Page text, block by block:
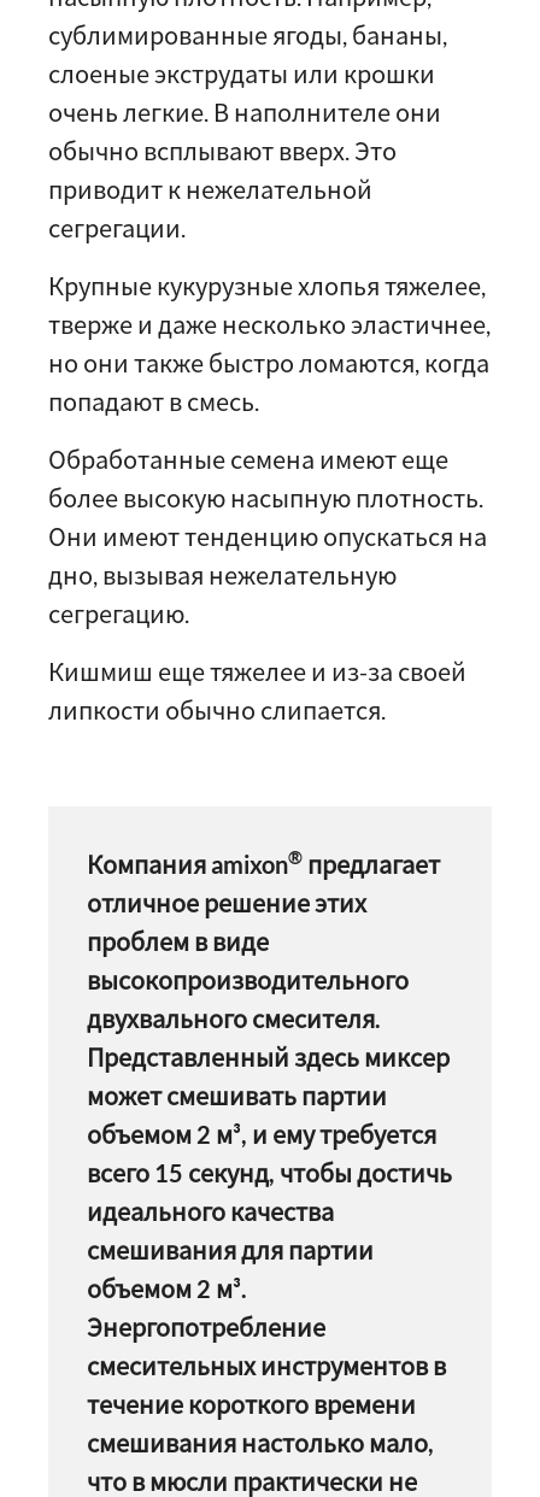
сублимированные ягоды, бананы,
слоеные экструдаты или крошки
очень легкие. В наполнителе они
обычно всплывают вверх. Это
приводит к нежелательной
сегрегации.
Крупные кукурузные хлопья тяжелее,
тверже и даже несколько эластичнее,
но они также быстро ломаются, когда
попадают в смесь.
Обработанные семена имеют еще
более высокую насыпную плотность.
Они имеют тенденцию опускаться на
дно, вызывая нежелательную
сегрегацию.
Кишмиш еще тяжелее и из-за своей
липкости обычно слипается.
Компания amixon® предлагает
отличное решение этих
проблем в виде
высокопроизводительного
двухвального смесителя.
Представленный здесь миксер
может смешивать партии
объемом 2 м³, и ему требуется
всего 15 секунд, чтобы достичь
идеального качества
смешивания для партии
объемом 2 м³.
Энергопотребление
смесительных инструментов в
течение короткого времени
смешивания настолько мало,
что в мюсли практически не